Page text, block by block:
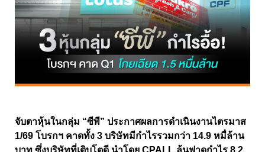
จับตาหุ้นในกลุ่ม “ซีพี” ประกาศผลการดำเนินงานไตรมาส
1/69 โบรกฯ คาดทั้ง 3 บริษัทมีกำไรรวมกว่า 14.9 หมื่ล้าน
บาท ซึ่งบริษัทที่เติบโตดี นำโดย CPALL ลุ้นฟาดกำไร 8.2